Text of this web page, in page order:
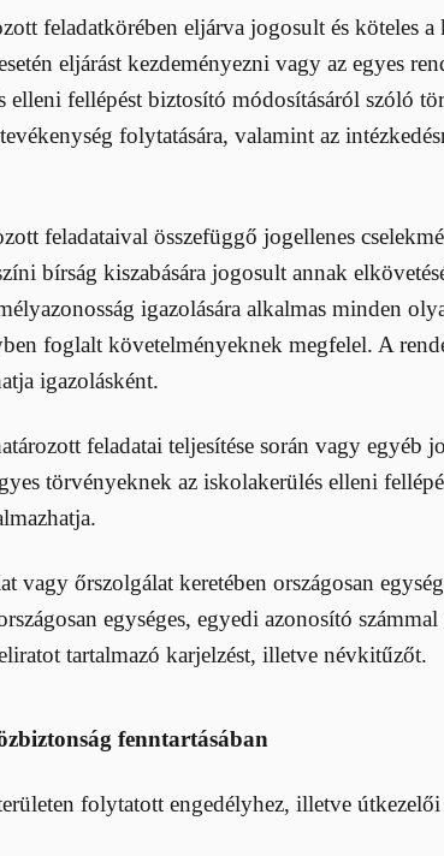
feladatkörében eljárva jogosult és köteles
eljárást kezdeményezni vagy az egyes
fellépést biztosító módosításáról szóló
folytatására, valamint az
feladataival összefüggő jogellenes
bírság kiszabására jogosult annak
igazolására alkalmas minden
foglalt követelményeknek megfelel. A
igazolásként.
feladatai teljesítése során vagy egyéb
törvényeknek az iskolakerülés elleni
vagy őrszolgálat keretében országosan
egységes, egyedi azonosító
tartalmazó karjelzést, illetve névkitűzőt.
fenntartásában
folytatott engedélyhez, illetve